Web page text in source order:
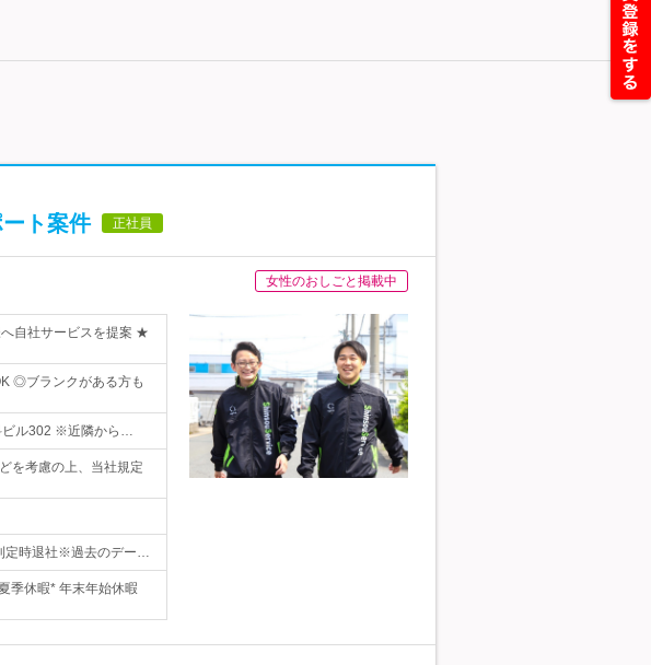
ト案件 正社員
女性のおしごと掲載中
へ自社サービスを提案 ★
◎ブランクがある方も
ビル302 ※近隣から…
を考慮の上、当社規定
定時退社※過去のデー…
季休暇* 年末年始休暇